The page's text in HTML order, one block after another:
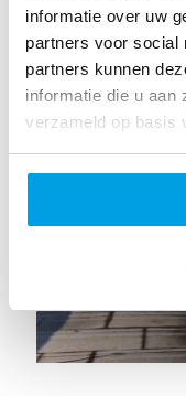
informatie over uw
partners voor social
partners kunnen
informatie die u aan
verzameld op basis